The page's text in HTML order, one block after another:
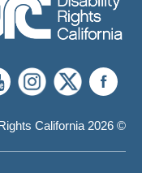
© 2026 Disability Rights California